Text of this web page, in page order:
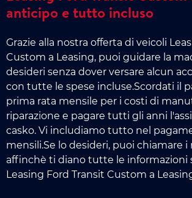
anticipo e tutto incluso
Grazie alla nostra offerta di veicoli
Custom a Leasing, puoi guidare la
desideri senza dover versare alcun
con tutte le spese incluse.Scordati il
prima rata mensile per i costi di
riparazione e pagare tutti gli anni
casko. Vi includiamo tutto nel
mensili.Se lo desideri, puoi chiamare
affinchè ti diano tutte le informazioni
Leasing Ford Transit Custom a